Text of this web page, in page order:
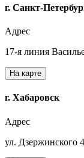
г. Санкт-
Адрес
17-я линия
На карте
г. Хабаровск
Адрес
ул. Дзержинского